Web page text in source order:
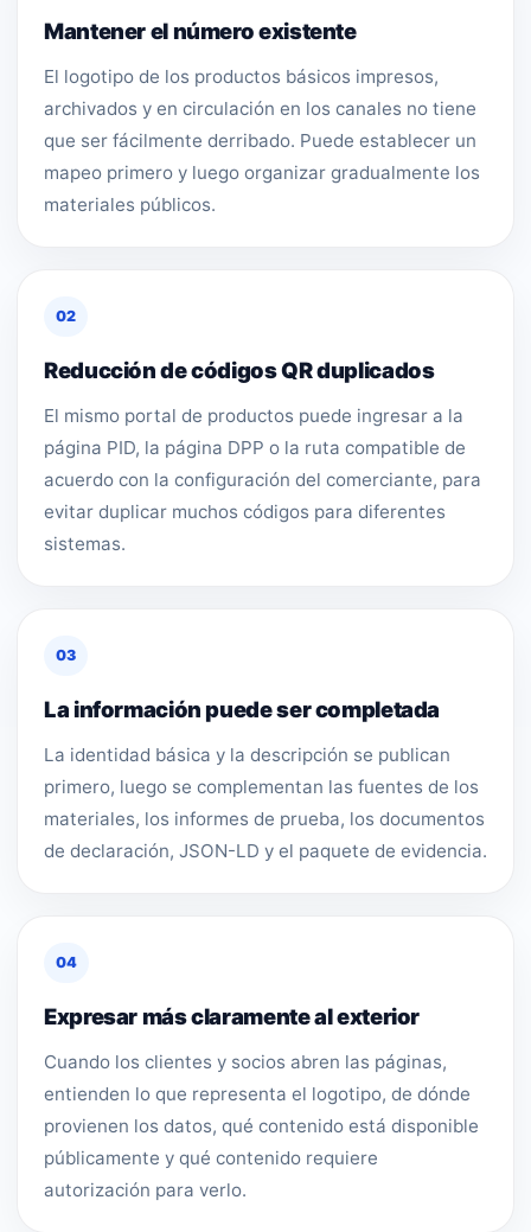
Mantener el número existente
El logotipo de los productos básicos impresos,
archivados y en circulación en los canales no tiene
que ser fácilmente derribado. Puede establecer un
mapeo primero y luego organizar gradualmente los
materiales públicos.
02
Reducción de códigos QR duplicados
El mismo portal de productos puede ingresar a la
página PID, la página DPP o la ruta compatible de
acuerdo con la configuración del comerciante, para
evitar duplicar muchos códigos para diferentes
sistemas.
03
La información puede ser completada
La identidad básica y la descripción se publican
primero, luego se complementan las fuentes de los
materiales, los informes de prueba, los documentos
de declaración, JSON-LD y el paquete de evidencia.
04
Expresar más claramente al exterior
Cuando los clientes y socios abren las páginas,
entienden lo que representa el logotipo, de dónde
provienen los datos, qué contenido está disponible
públicamente y qué contenido requiere
autorización para verlo.